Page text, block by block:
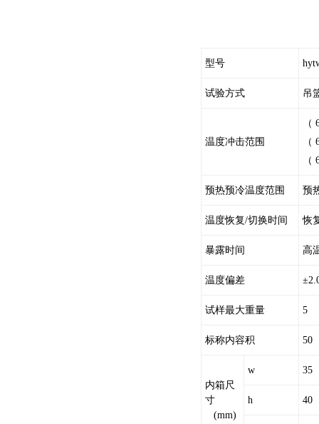
型号
试验方式 吊
温度冲击范围
预热预冷温度范围 预
温度恢复/切换时间 恢
暴露时间 高
温度偏差
试样最大重量 5
标称内容积 50
内箱尺
寸
(mm)
w 35
h 40